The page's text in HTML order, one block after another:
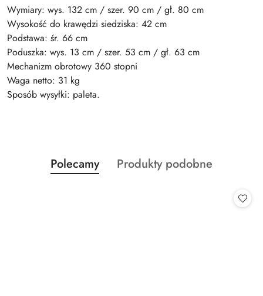
Wymiary: wys. 132 cm / szer. 90 cm / gł. 80 cm
Wysokość do krawędzi siedziska: 42 cm
Podstawa: śr. 66 cm
Poduszka: wys. 13 cm / szer. 53 cm / gł. 63 cm
Mechanizm obrotowy 360 stopni
Waga netto: 31 kg
Sposób wysyłki: paleta.
Pomiń karuzelę produktów
Produkty
o
Polecamy
Produkty
Produkty podobne